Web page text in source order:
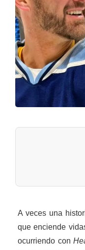
A veces una
que enciende
ocurriendo con